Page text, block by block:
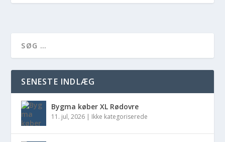
SENESTE INDLÆG
Bygma køber XL Rødovre
11. jul, 2026 | Ikke kategoriserede